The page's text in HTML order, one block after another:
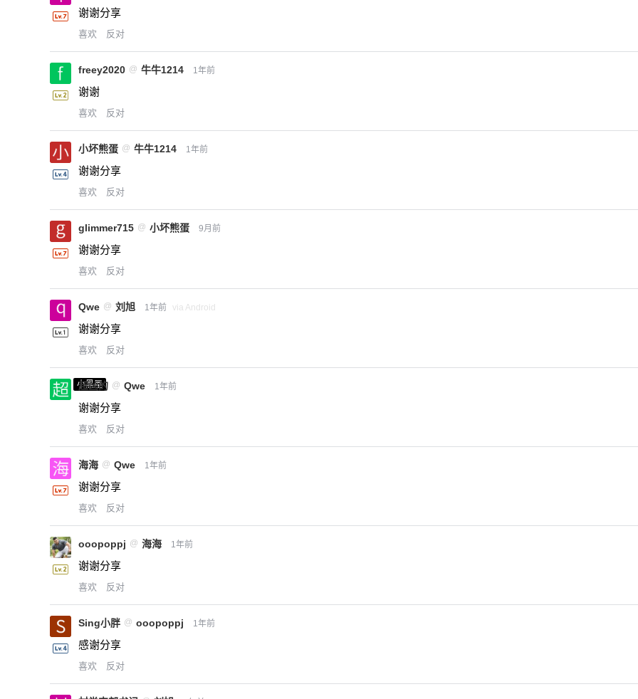
谢谢分享
喜欢 反对
freey2020 @ 牛牛1214 1年前
谢谢
喜欢 反对
小坏熊蛋 @ 牛牛1214 1年前
谢谢分享
喜欢 反对
glimmer715 @ 小坏熊蛋 9月前
谢谢分享
喜欢 反对
Qwe @ 刘旭 1年前 via Android
谢谢分享
喜欢 反对
小黑屋
超凶的 @ Qwe 1年前
谢谢分享
喜欢 反对
海海 @ Qwe 1年前
谢谢分享
喜欢 反对
ooopoppj @ 海海 1年前
谢谢分享
喜欢 反对
Sing小胖 @ ooopoppj 1年前
感谢分享
喜欢 反对